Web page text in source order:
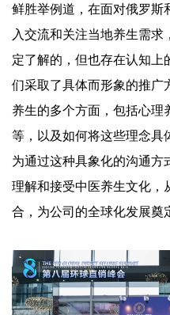
鲜胜举例道，在面对俄罗斯
入交流和关注当地养生需
定了解的，但也存在认知上
们采取了具体而形象的推广
养生的多个方面，包括心理
等，以及如何将这些理念具
为通过这种具象化的沟通方
理解和接受中医养生文化，
合，为公司的全球化发展奠